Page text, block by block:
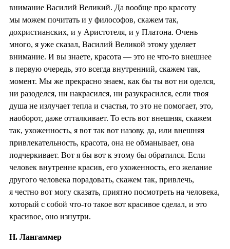
внимание Василий Великий. Да вообще про красоту
мы можем почитать и у философов, скажем так,
дохристианских, и у Аристотеля, и у Платона. Очень
много, я уже сказал, Василий Великой этому уделяет
внимание. И вы знаете, красота — это не что-то внешнее
в первую очередь, это всегда внутренний, скажем так,
момент. Мы же прекрасно знаем, как бы ты вот ни оделся,
ни разоделся, ни накрасился, ни разукрасился, если твоя
душа не излучает тепла и счастья, то это не помогает, это,
наоборот, даже отталкивает. То есть вот внешняя, скажем
так, ухоженность, я вот так вот назову, да, или внешняя
привлекательность, красота, она не обманывает, она
подчеркивает. Вот я бы вот к этому бы обратился. Если
человек внутренне красив, его ухоженность, его желание
другого человека порадовать, скажем так, привлечь,
я честно вот могу сказать, приятно посмотреть на человека,
который с собой что-то такое вот красивое сделал, и это
красивое, оно изнутри.
Н. Лангаммер